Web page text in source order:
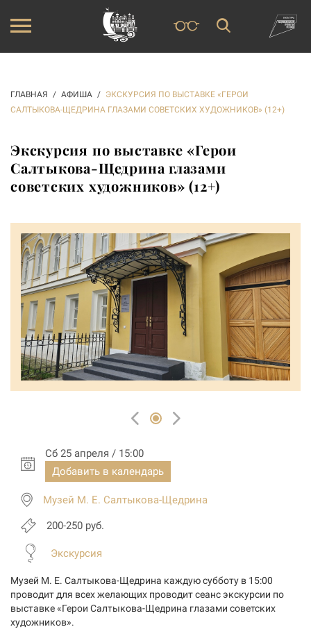
ГЛАВНАЯ АФИША
ЭКСКУРСИЯ ПО ВЫСТАВКЕ «ГЕРОИ
САЛТЫКОВА-ЩЕДРИНА ГЛАЗАМИ СОВЕТСКИХ ХУДОЖНИКОВ» (12+)
Экскурсия по выставке «Герои
Салтыкова-Щедрина глазами
советских художников» (12+)
Сб 25 апреля / 15:00
Добавить в календарь
Музей М. Е. Салтыкова-Щедрина
200-250 руб.
Экскурсия
Музей М. Е. Салтыкова-Щедрина каждую субботу в 15:00
проводит для всех желающих проводит сеанс экскурсии по
выставке«Герои Салтыкова-Щедрина глазами советских
художников».